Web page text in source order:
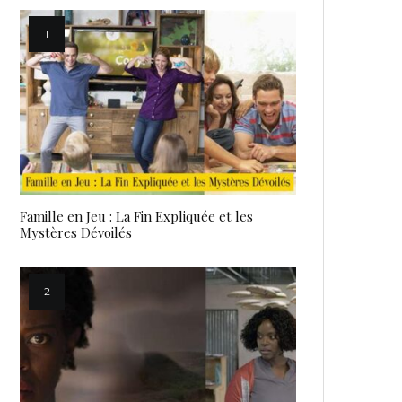
Famille en Jeu : La Fin Expliquée et les
Mystères Dévoilés